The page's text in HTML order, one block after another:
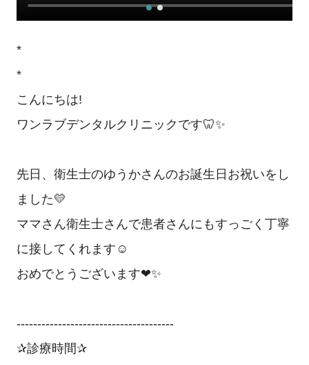
*
*
こんにちは!
ワンラブデンタルクリニックです🦷✨
先日、衛生士のゆうかさんのお誕生日お祝いをし
ました💛
ママさん衛生士さんで患者さんにもすっごく丁寧
に接してくれます☺️
おめでとうございます❤✨
--------------------------------------
✰診療時間✰